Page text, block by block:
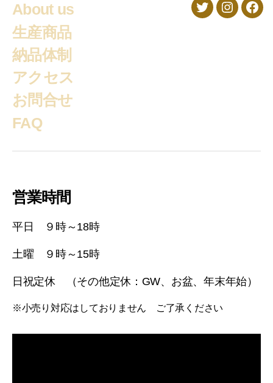
About us
生産商品
納品体制
アクセス
お問合せ
FAQ
Twitter
営業時間
平日 ９時～18時
土曜 ９時～15時
日祝定休 （その他定休：GW、お盆、年末年始）
※小売り対応はしておりません ご了承ください